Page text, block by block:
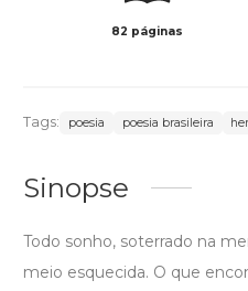
82 páginas
Tags: poesia poesia brasileira
Sinopse
Todo sonho, soterrado na
meio esquecida. O que